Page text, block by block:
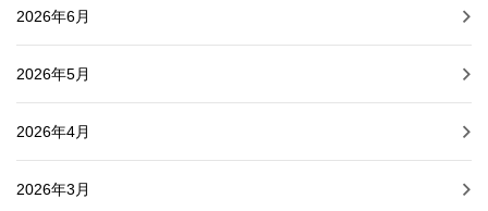
2026年6月
2026年5月
2026年4月
2026年3月